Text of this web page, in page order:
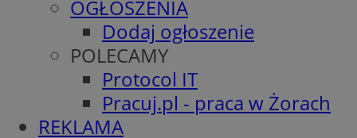
OGŁOSZENIA
Dodaj ogłoszenie
POLECAMY
Protocol IT
Pracuj.pl - praca w Żorach
REKLAMA